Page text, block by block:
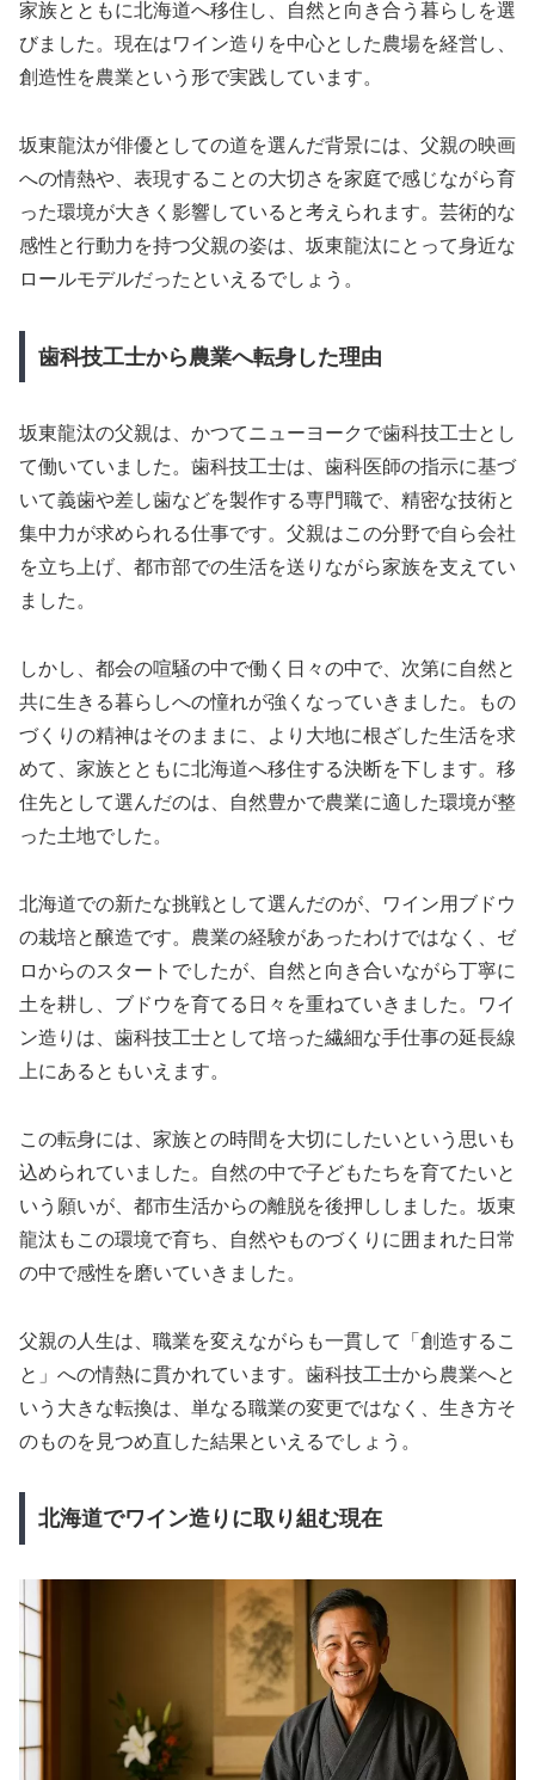
家族とともに北海道へ移住し、自然と向き合う暮らしを選
びました。現在はワイン造りを中心とした農場を経営し、
創造性を農業という形で実践しています。
坂東龍汰が俳優としての道を選んだ背景には、父親の映画
への情熱や、表現することの大切さを家庭で感じながら育
った環境が大きく影響していると考えられます。芸術的な
感性と行動力を持つ父親の姿は、坂東龍汰にとって身近な
ロールモデルだったといえるでしょう。
歯科技工士から農業へ転身した理由
坂東龍汰の父親は、かつてニューヨークで歯科技工士とし
て働いていました。歯科技工士は、歯科医師の指示に基づ
いて義歯や差し歯などを製作する専門職で、精密な技術と
集中力が求められる仕事です。父親はこの分野で自ら会社
を立ち上げ、都市部での生活を送りながら家族を支えてい
ました。
しかし、都会の喧騒の中で働く日々の中で、次第に自然と
共に生きる暮らしへの憧れが強くなっていきました。もの
づくりの精神はそのままに、より大地に根ざした生活を求
めて、家族とともに北海道へ移住する決断を下します。移
住先として選んだのは、自然豊かで農業に適した環境が整
った土地でした。
北海道での新たな挑戦として選んだのが、ワイン用ブドウ
の栽培と醸造です。農業の経験があったわけではなく、ゼ
ロからのスタートでしたが、自然と向き合いながら丁寧に
土を耕し、ブドウを育てる日々を重ねていきました。ワイ
ン造りは、歯科技工士として培った繊細な手仕事の延長線
上にあるともいえます。
この転身には、家族との時間を大切にしたいという思いも
込められていました。自然の中で子どもたちを育てたいと
いう願いが、都市生活からの離脱を後押ししました。坂東
龍汰もこの環境で育ち、自然やものづくりに囲まれた日常
の中で感性を磨いていきました。
父親の人生は、職業を変えながらも一貫して「創造するこ
と」への情熱に貫かれています。歯科技工士から農業へと
いう大きな転換は、単なる職業の変更ではなく、生き方そ
のものを見つめ直した結果といえるでしょう。
北海道でワイン造りに取り組む現在